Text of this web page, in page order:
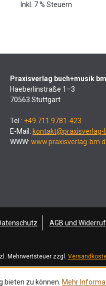
Inkl. 7 % Steuern
Praxisverlag buch+musik
Haeberlinstraße 1–3
70563 Stuttgart
Tel.: +49 711 9781-423
E-Mail: kontakt@praxisverlag-
WWW: www.praxisverlag-
AGB und Widerruf
Mehrwertsteuer zzgl.
bieten zu können. Mehr